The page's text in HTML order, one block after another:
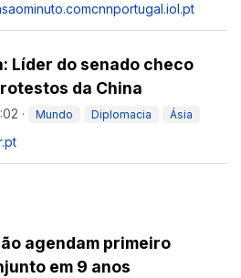
cnnportugal.iol.pt
Líder do senado checo
da China
· Mundo Diplomacia Ásia
agendam primeiro
em 9 anos